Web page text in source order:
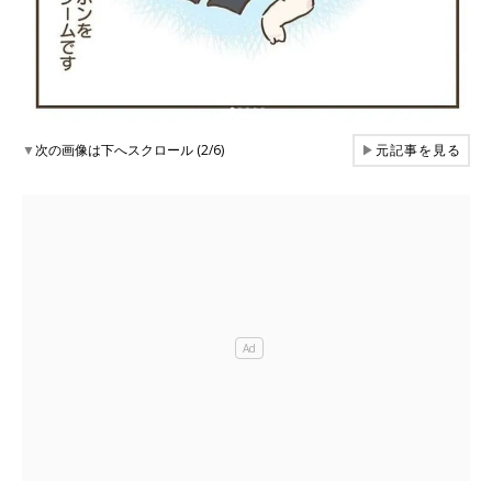
▼次の画像は下へスクロール (2/6) ▶元記事を見る